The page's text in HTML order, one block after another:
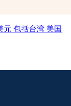
元 包括台湾 美国